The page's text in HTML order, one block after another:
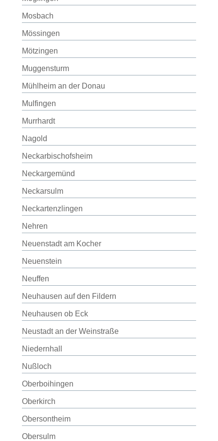
Mosbach
Mössingen
Mötzingen
Muggensturm
Mühlheim an der Donau
Mulfingen
Murrhardt
Nagold
Neckarbischofsheim
Neckargemünd
Neckarsulm
Neckartenzlingen
Nehren
Neuenstadt am Kocher
Neuenstein
Neuffen
Neuhausen auf den Fildern
Neuhausen ob Eck
Neustadt an der Weinstraße
Niedernhall
Nußloch
Oberboihingen
Oberkirch
Obersontheim
Obersulm